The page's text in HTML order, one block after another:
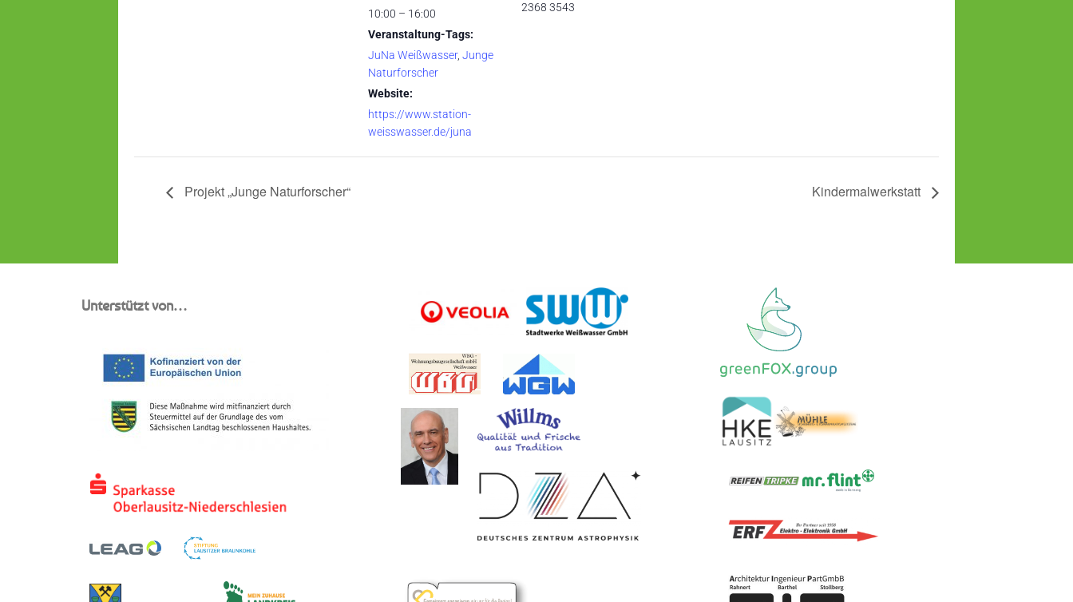
10:00 – 16:00
Veranstaltung-Tags:
JuNa Weißwasser, Junge
Naturforscher
Website:
https://www.station-
weisswasser.de/juna
2368 3543
Projekt „Junge Naturforscher“ Kindermalwerkstatt
Unterstützt von…